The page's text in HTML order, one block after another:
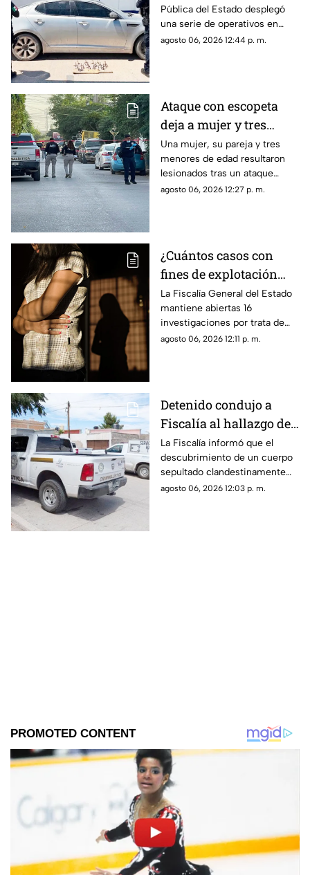
robado con
ponchallantas
Pública del Estado desplegó
una serie de operativos en
distintos sectores de Aldama.
agosto 06, 2026 12:44 p. m.
Ataque con escopeta
deja a mujer y tres
menores heridos en
Ciudad Juárez;
investigan a expareja
Una mujer, su pareja y tres
menores de edad resultaron
lesionados tras un ataque
armado registrado en una
agosto 06, 2026 12:27 p. m.
¿Cuántos casos con
fines de explotación
sexual hay Chihuahua
en 2026? Autoridades
revelan
La Fiscalía General del Estado
mantiene abiertas 16
investigaciones por trata de
personas en lo que va de 2026.
agosto 06, 2026 12:11 p. m.
Detenido condujo a
Fiscalía al hallazgo de
un cuerpo enterrado en
vivienda de Chihuahua
capital
La Fiscalía informó que el
descubrimiento de un cuerpo
sepultado clandestinamente
en la División del Norte fue
agosto 06, 2026 12:03 p. m.